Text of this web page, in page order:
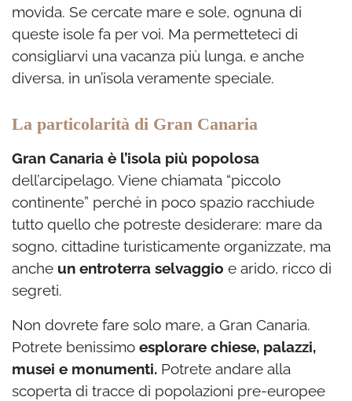
movida. Se cercate mare e sole, ognuna di
queste isole fa per voi. Ma permetteteci di
consigliarvi una vacanza più lunga, e anche
diversa, in un’isola veramente speciale.
La particolarità di Gran Canaria
Gran Canaria è l’isola più popolosa
dell’arcipelago. Viene chiamata “piccolo
continente” perché in poco spazio racchiude
tutto quello che potreste desiderare: mare da
sogno, cittadine turisticamente organizzate, ma
anche un entroterra selvaggio e arido, ricco di
segreti.
Non dovrete fare solo mare, a Gran Canaria.
Potrete benissimo esplorare chiese, palazzi,
musei e monumenti. Potrete andare alla
scoperta di tracce di popolazioni pre-europee